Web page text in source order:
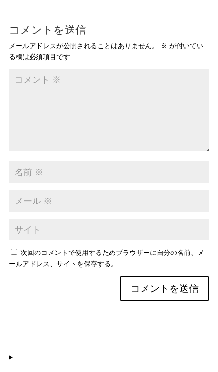
コメントを送信
メールアドレスが公開されることはありません。 ※ が付いてい
る欄は必須項目です
次回のコメントで使用するためブラウザーに自分の名前、メ
ールアドレス、サイトを保存する。